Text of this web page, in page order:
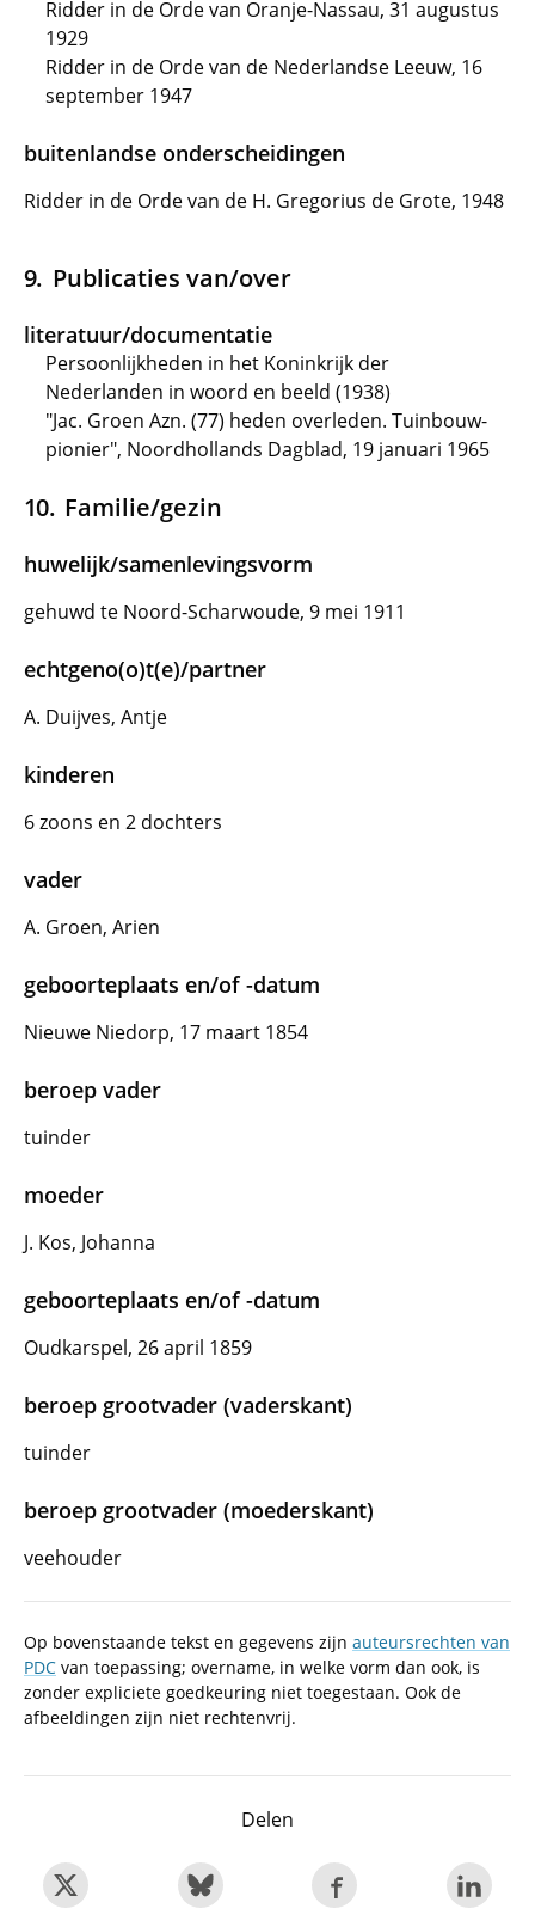
Ridder in de Orde van Oranje-Nassau, 31 augustus
1929
Ridder in de Orde van de Nederlandse Leeuw, 16
september 1947
buitenlandse onderscheidingen
Ridder in de Orde van de H. Gregorius de Grote, 1948
Publicaties van/over
literatuur/documentatie
Persoonlijkheden in het Koninkrijk der
Nederlanden in woord en beeld (1938)
"Jac. Groen Azn. (77) heden overleden. Tuinbouw-
pionier", Noordhollands Dagblad, 19 januari 1965
Familie/gezin
huwelijk/samenlevingsvorm
gehuwd te Noord-Scharwoude, 9 mei 1911
echtgeno(o)t(e)/partner
A. Duijves, Antje
kinderen
6 zoons en 2 dochters
vader
A. Groen, Arien
geboorteplaats en/of -datum
Nieuwe Niedorp, 17 maart 1854
beroep vader
tuinder
moeder
J. Kos, Johanna
geboorteplaats en/of -datum
Oudkarspel, 26 april 1859
beroep grootvader (vaderskant)
tuinder
beroep grootvader (moederskant)
veehouder
Op bovenstaande tekst en gegevens zijn auteursrechten van
PDC van toepassing; overname, in welke vorm dan ook, is
zonder expliciete goedkeuring niet toegestaan. Ook de
afbeeldingen zijn niet rechtenvrij.
Delen